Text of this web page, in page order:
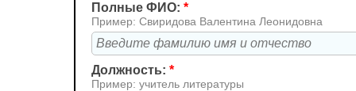
Полные ФИО: *
Пример: Свиридова Валентина Леонидовна
Должность: *
Пример: учитель литературы